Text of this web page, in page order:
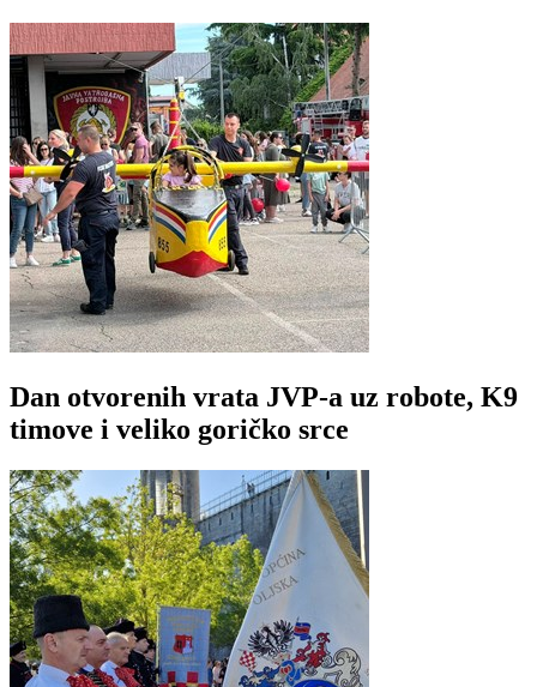
Dan otvorenih vrata JVP-a uz robote, K9
timove i veliko goričko srce